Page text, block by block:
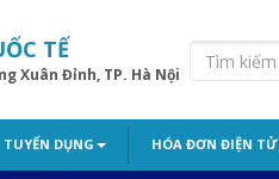
TẾ
Xuân Đỉnh, TP. Hà Nội
TUYỂN DỤNG HÓA ĐƠN ĐIỆN TỬ